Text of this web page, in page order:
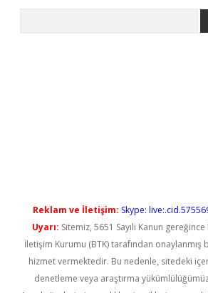
Reklam ve İletişim: Skype:
Uyarı: Sitemiz, 5651 Sayılı Kanun
İletişim Kurumu (BTK) tarafından onaylanmış
hizmet vermektedir. Bu nedenle, sitedeki
denetleme veya araştırma